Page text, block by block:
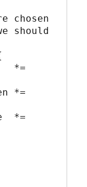
should